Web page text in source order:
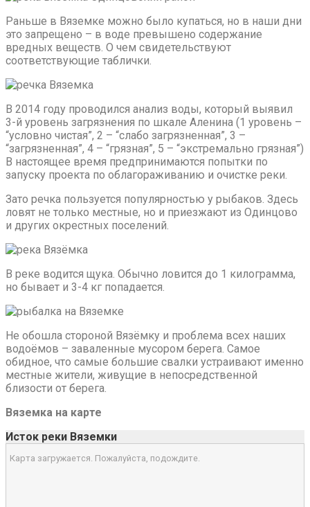
Раньше в Вяземке можно было купаться, но в наши дни
это запрещено – в воде превышено содержание
вредных веществ. О чем свидетельствуют
соответствующие таблички.
В 2014 году проводился анализ воды, который выявил
3-й уровень загрязнения по шкале Аленина (1 уровень –
“условно чистая”, 2 – “слабо загрязненная”, 3 –
“загрязненная”, 4 – “грязная”, 5 – “экстремально грязная”)
В настоящее время предпринимаются попытки по
запуску проекта по облагораживанию и очистке реки.
Зато речка пользуется популярностью у рыбаков. Здесь
ловят не только местные, но и приезжают из Одинцово
и других окрестных поселений.
В реке водится щука. Обычно ловится до 1 килограмма,
но бывает и 3-4 кг попадается.
Не обошла стороной Вязёмку и проблема всех наших
водоёмов – заваленные мусором берега. Самое
обидное, что самые большие свалки устраивают именно
местные жители, живущие в непосредственной
близости от берега.
Вяземка на карте
Исток реки Вяземки
Карта загружается. Пожалуйста, подождите.